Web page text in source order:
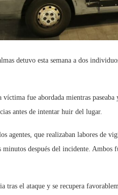
detuvo esta semana a dos
víctima fue abordada mientras
antes de intentar huir del lugar.
agentes, que realizaban labores de
minutos después del incidente. Ambos
tras el ataque y se recupera